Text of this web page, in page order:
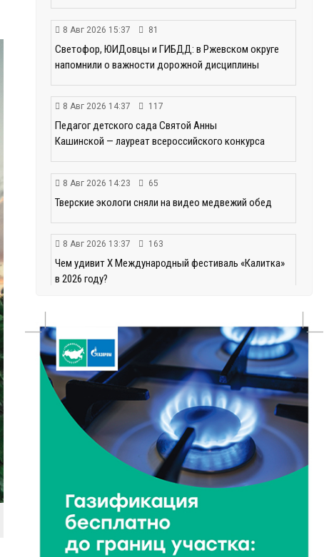
8 Авг 2026 15:37 81
Светофор, ЮИДовцы и ГИБДД: в Ржевском округе
напомнили о важности дорожной дисциплины
8 Авг 2026 14:37 117
Педагог детского сада Святой Анны
Кашинской — лауреат всероссийского конкурса
8 Авг 2026 14:23 65
Тверские экологи сняли на видео медвежий обед
8 Авг 2026 13:37 163
Чем удивит X Международный фестиваль «Калитка»
в 2026 году?
Забыл вещи в транспорте? Рассказываем, что ждёт
пассажиров по новым правилам
8 Авг 2026 11:37 238
От теории до практики: в детских лагерях Тверской
области проходят «Дни безопасности»
162
Арбуз без риска: на что обратить внимание при
покупке — советы Роскачества
8 Авг 2026 09:18 160